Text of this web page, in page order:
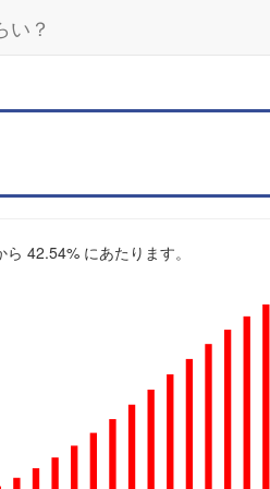
い？
42.54% にあたります。